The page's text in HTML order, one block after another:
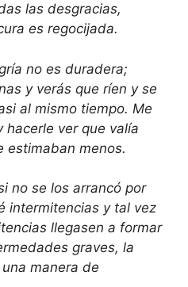
las desgracias,
es regocijada.
no es duradera;
y verás que ríen y se
al mismo tiempo. Me
hacerle ver que valía
estimaban menos.
no se los arrancó por
intermitencias y tal vez
llegasen a formar
graves, la
manera de